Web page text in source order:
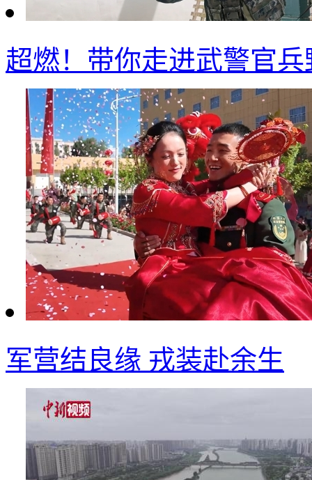
超燃！带你走进武警官
军营结良缘 戎装赴余生